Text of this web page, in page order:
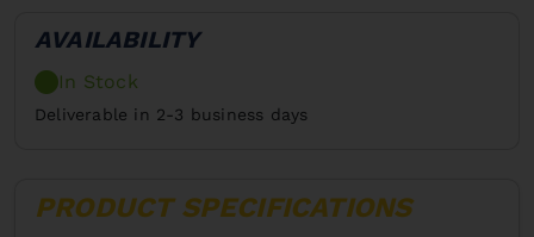
AVAILABILITY
In Stock
Deliverable in 2-3 business days
PRODUCT SPECIFICATIONS